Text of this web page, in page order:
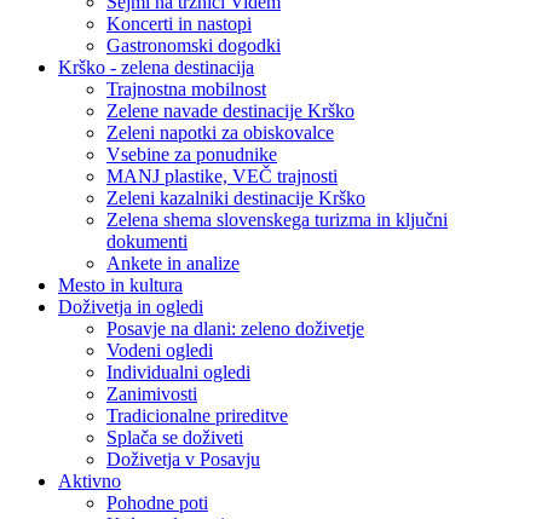
Koncerti in nastopi
Gastronomski dogodki
Krško - zelena destinacija
Trajnostna mobilnost
Zelene navade destinacije Krško
Zeleni napotki za obiskovalce
Vsebine za ponudnike
MANJ plastike, VEČ trajnosti
Zeleni kazalniki destinacije Krško
Zelena shema slovenskega turizma in ključni
dokumenti
Ankete in analize
Mesto in kultura
Doživetja in ogledi
Posavje na dlani: zeleno doživetje
Vodeni ogledi
Individualni ogledi
Zanimivosti
Tradicionalne prireditve
Splača se doživeti
Doživetja v Posavju
Aktivno
Pohodne poti